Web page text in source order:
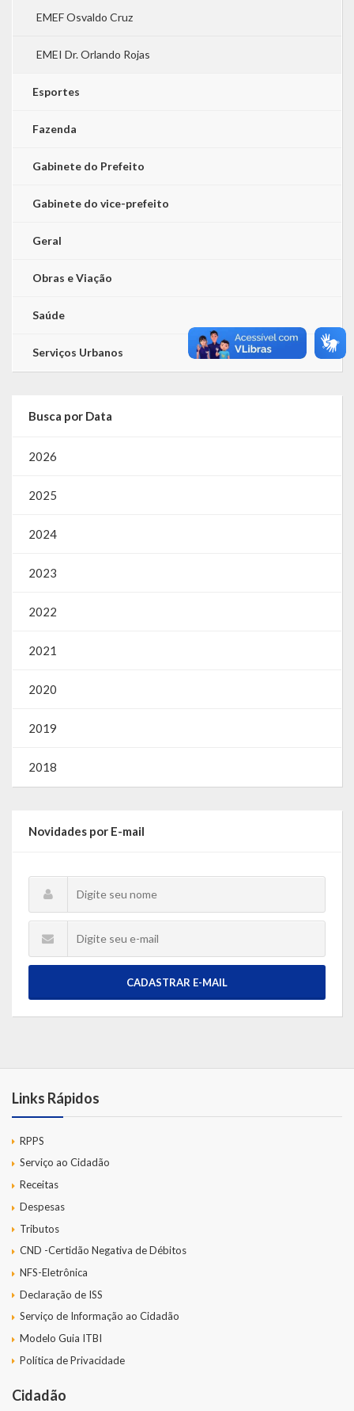
EMEF Osvaldo Cruz
EMEI Dr. Orlando Rojas
Esportes
Fazenda
Gabinete do Prefeito
Gabinete do vice-prefeito
Geral
Obras e Viação
Saúde
Serviços Urbanos
Busca por Data
2026
2025
2024
2023
2022
2021
2020
2019
2018
Novidades por E-mail
CADASTRAR E-MAIL
Links Rápidos
RPPS
Serviço ao Cidadão
Receitas
Despesas
Tributos
CND -Certidão Negativa de Débitos
NFS-Eletrônica
Declaração de ISS
Serviço de Informação ao Cidadão
Modelo Guia ITBI
Política de Privacidade
Cidadão